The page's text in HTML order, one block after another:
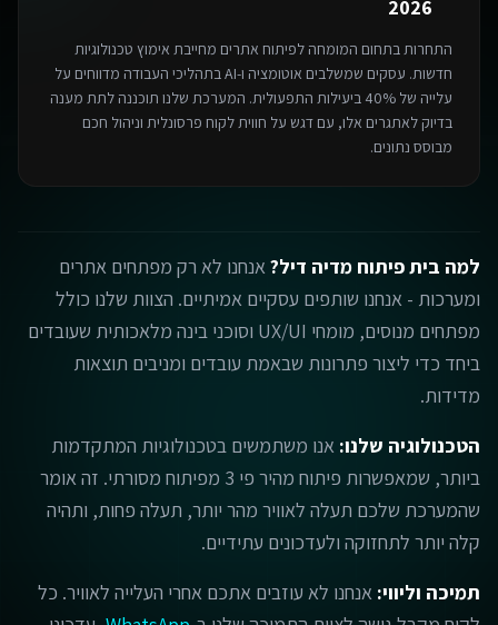
2026
התחרות בתחום המומחה לפיתוח אתרים מחייבת אימוץ טכנולוגיות
חדשות. עסקים שמשלבים אוטומציה ו-AI בתהליכי העבודה מדווחים על
עלייה של 40% ביעילות התפעולית. המערכת שלנו תוכננה לתת מענה
בדיוק לאתגרים אלו, עם דגש על חווית לקוח פרסונלית וניהול חכם
מבוסס נתונים.
למה בית פיתוח מדיה דיל? אנחנו לא רק מפתחים אתרים
ומערכות - אנחנו שותפים עסקיים אמיתיים. הצוות שלנו כולל
מפתחים מנוסים, מומחי UX/UI וסוכני בינה מלאכותית שעובדים
ביחד כדי ליצור פתרונות שבאמת עובדים ומניבים תוצאות
מדידות.
הטכנולוגיה שלנו: אנו משתמשים בטכנולוגיות המתקדמות
ביותר, שמאפשרות פיתוח מהיר פי 3 מפיתוח מסורתי. זה אומר
שהמערכת שלכם תעלה לאוויר מהר יותר, תעלה פחות, ותהיה
קלה יותר לתחזוקה ולעדכונים עתידיים.
תמיכה וליווי: אנחנו לא עוזבים אתכם אחרי העלייה לאוויר. כל